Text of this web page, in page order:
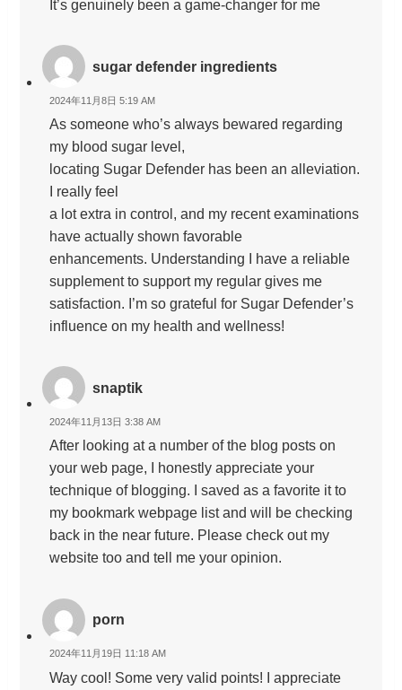
It’s genuinely been a game-changer for me
sugar defender ingredients
2024年11月8日 5:19 AM
As someone who’s always bewared regarding
my blood sugar level,
locating Sugar Defender has been an alleviation.
I really feel
a lot extra in control, and my recent examinations
have actually shown favorable
enhancements. Understanding I have a reliable
supplement to support my regular gives me
satisfaction. I’m so grateful for Sugar Defender’s
influence on my health and wellness!
snaptik
2024年11月13日 3:38 AM
After looking at a number of the blog posts on
your web page, I honestly appreciate your
technique of blogging. I saved as a favorite it to
my bookmark webpage list and will be checking
back in the near future. Please check out my
website too and tell me your opinion.
porn
2024年11月19日 11:18 AM
Way cool! Some very valid points! I appreciate